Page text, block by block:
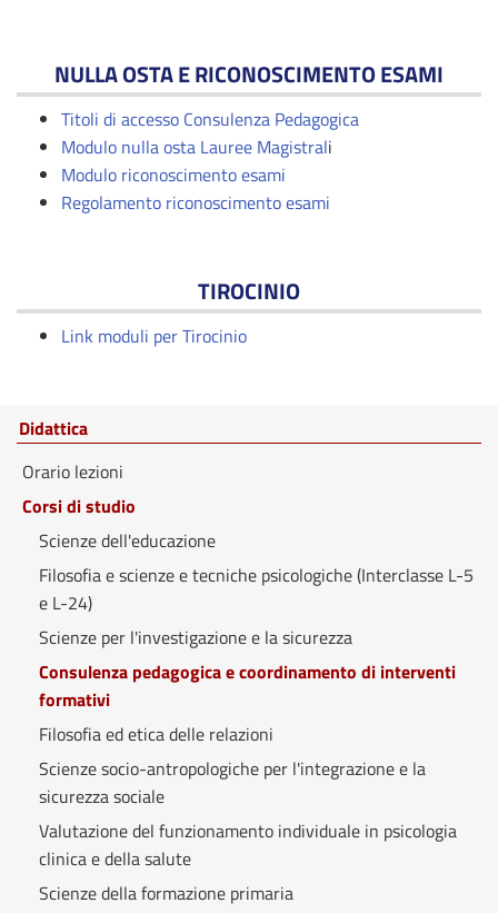
NULLA OSTA E RICONOSCIMENTO ESAMI
Titoli di accesso Consulenza Pedagogica
Modulo nulla osta Lauree Magistrali
Modulo riconoscimento esami
Regolamento riconoscimento esami
TIROCINIO
Link moduli per Tirocinio
Didattica
Orario lezioni
Corsi di studio
Scienze dell'educazione
Filosofia e scienze e tecniche psicologiche (Interclasse L-5
e L-24)
Scienze per l'investigazione e la sicurezza
Consulenza pedagogica e coordinamento di interventi
formativi
Filosofia ed etica delle relazioni
Scienze socio-antropologiche per l'integrazione e la
sicurezza sociale
Valutazione del funzionamento individuale in psicologia
clinica e della salute
Scienze della formazione primaria